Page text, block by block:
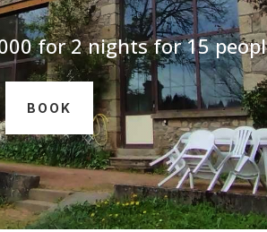
for 2 nights for 15
BOOK